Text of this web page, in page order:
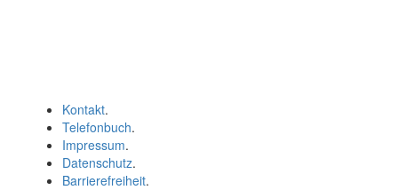
Kontakt.
Telefonbuch.
Impressum.
Datenschutz.
Barrierefreiheit.